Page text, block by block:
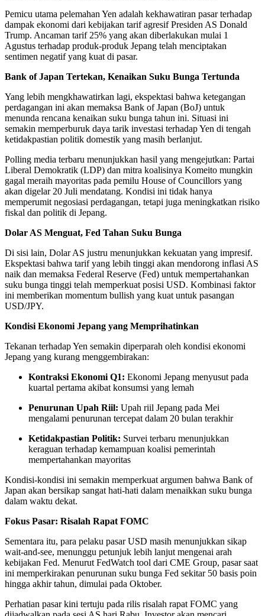
Pemicu utama pelemahan Yen adalah kekhawatiran pasar terhadap
dampak ekonomi dari kebijakan tarif agresif Presiden AS Donald
Trump. Ancaman tarif 25% yang akan diberlakukan mulai 1
Agustus terhadap produk-produk Jepang telah menciptakan
sentimen negatif yang kuat di pasar.
Bank of Japan Tertekan, Kenaikan Suku Bunga Tertunda
Yang lebih mengkhawatirkan lagi, ekspektasi bahwa ketegangan
perdagangan ini akan memaksa Bank of Japan (BoJ) untuk
menunda rencana kenaikan suku bunga tahun ini. Situasi ini
semakin memperburuk daya tarik investasi terhadap Yen di tengah
ketidakpastian politik domestik yang masih berlanjut.
Polling media terbaru menunjukkan hasil yang mengejutkan: Partai
Liberal Demokratik (LDP) dan mitra koalisinya Komeito mungkin
gagal meraih mayoritas pada pemilu House of Councillors yang
akan digelar 20 Juli mendatang. Kondisi ini tidak hanya
memperumit negosiasi perdagangan, tetapi juga meningkatkan risiko
fiskal dan politik di Jepang.
Dolar AS Menguat, Fed Tahan Suku Bunga
Di sisi lain, Dolar AS justru menunjukkan kekuatan yang impresif.
Ekspektasi bahwa tarif yang lebih tinggi akan mendorong inflasi AS
naik dan memaksa Federal Reserve (Fed) untuk mempertahankan
suku bunga tinggi telah memperkuat posisi USD. Kombinasi faktor
ini memberikan momentum bullish yang kuat untuk pasangan
USD/JPY.
Kondisi Ekonomi Jepang yang Memprihatinkan
Tekanan terhadap Yen semakin diperparah oleh kondisi ekonomi
Jepang yang kurang menggembirakan:
Kontraksi Ekonomi Q1: Ekonomi Jepang menyusut pada
kuartal pertama akibat konsumsi yang lemah
Penurunan Upah Riil: Upah riil Jepang pada Mei
mengalami penurunan tercepat dalam 20 bulan terakhir
Ketidakpastian Politik: Survei terbaru menunjukkan
keraguan terhadap kemampuan koalisi pemerintah
mempertahankan mayoritas
Kondisi-kondisi ini semakin memperkuat argumen bahwa Bank of
Japan akan bersikap sangat hati-hati dalam menaikkan suku bunga
dalam waktu dekat.
Fokus Pasar: Risalah Rapat FOMC
Sementara itu, para pelaku pasar USD masih menunjukkan sikap
wait-and-see, menunggu petunjuk lebih lanjut mengenai arah
kebijakan Fed. Menurut FedWatch tool dari CME Group, pasar saat
ini memperkirakan penurunan suku bunga Fed sekitar 50 basis poin
hingga akhir tahun, dimulai pada Oktober.
Perhatian pasar kini tertuju pada rilis risalah rapat FOMC yang